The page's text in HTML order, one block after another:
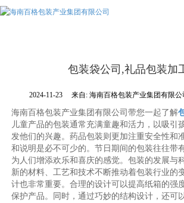
包装袋公司,礼品包装加
2024-11-23 来自: 海南百格包装产业集团有限公
海南百格包装产业集团有限公司带您一起了解
儿童产品的包装通常充满童趣和活力，以吸引
发他们的兴趣。药品包装则更加注重安全性和
和说明是必不可少的。节日期间的包装往往带
为人们增添欢乐和喜庆的感觉。包装的发展与
新的材料、工艺和技术不断推动着包装行业的
计也非常重要。合理的设计可以提高纸箱的强
保护产品。同时，通过巧妙的结构设计，还可